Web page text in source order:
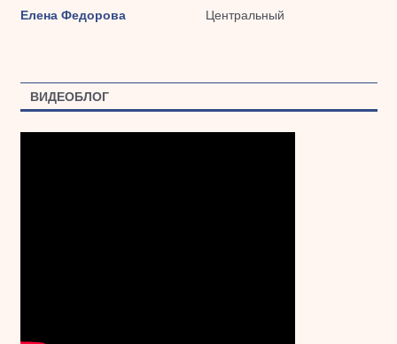
Елена Федорова Центральный
ВИДЕОБЛОГ